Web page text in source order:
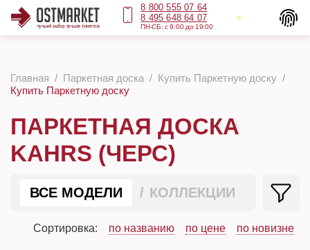
8 800 555 07 64
8 495 648 64 07
ПН-СБ: с 9:00 до 19:00
Главная Паркетная доска
Купить Паркетную доску
Купить Паркетную доску
ПАРКЕТНАЯ ДОСКА
KAHRS (ЧЕРС)
ВСЕ МОДЕЛИ КОЛЛЕКЦИИ
Сортировка: по названию по цене по новизне